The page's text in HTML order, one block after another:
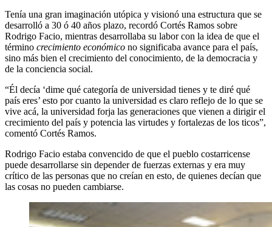
Tenía una gran imaginación utópica y visionó una estructura que se
desarrolló a 30 ó 40 años plazo, recordó Cortés Ramos sobre
Rodrigo Facio, mientras desarrollaba su labor con la idea de que el
término crecimiento económico no significaba avance para el país,
sino más bien el crecimiento del conocimiento, de la democracia y
de la conciencia social.
“Él decía ‘dime qué categoría de universidad tienes y te diré qué
país eres’ esto por cuanto la universidad es claro reflejo de lo que se
vive acá, la universidad forja las generaciones que vienen a dirigir el
crecimiento del país y potencia las virtudes y fortalezas de los ticos”,
comentó Cortés Ramos.
Rodrigo Facio estaba convencido de que el pueblo costarricense
puede desarrollarse sin depender de fuerzas externas y era muy
crítico de las personas que no creían en esto, de quienes decían que
las cosas no pueden cambiarse.